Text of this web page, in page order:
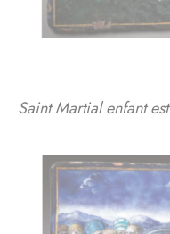
Saint Martial enfant